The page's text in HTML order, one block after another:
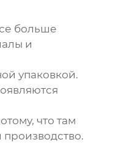
больше
и
упаковкой.
что там
производство.